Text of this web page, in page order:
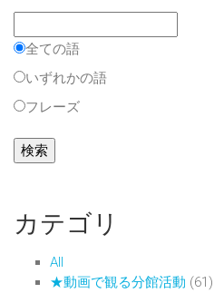
全ての語
いずれかの語
フレーズ
カテゴリ
All
★動画で観る分館活動 (61)